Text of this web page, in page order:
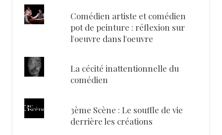
Comédien artiste et comédien
pot de peinture : réflexion sur
l'oeuvre dans l'oeuvre
La cécité inattentionnelle du
comédien
3ème Scène : Le souffle de vie
derrière les créations